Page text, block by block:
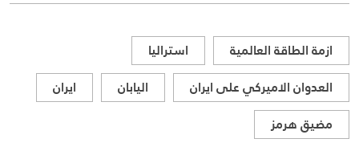
ازمة الطاقة العالمية
استراليا
العدوان الاميركي على ايران
اليابان
ايران
مضيق هرمز